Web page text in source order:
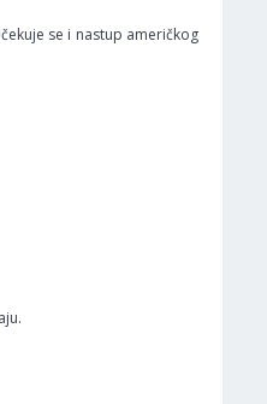
se i nastup američkog